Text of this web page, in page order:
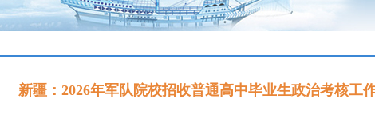
新疆：2026年军队院校招收普通高中毕业生政治考核工